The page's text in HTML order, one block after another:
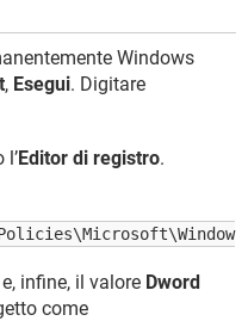
Windows
, Esegui. Digitare
Editor di registro.
e, infine, il valore Dword
come